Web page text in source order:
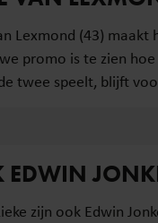
Lexmond (43) maakt
promo is te zien
twee speelt, blijft
zijn ook Edwin